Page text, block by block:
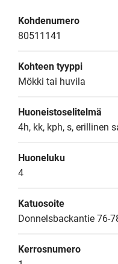
Kohdenumero
80511141
Kohteen tyyppi
Mökki tai huvila
Huoneistoselitelmä
4h, kk, kph, s, erillinen
Huoneluku
4
Katuosoite
Donnelsbackantie 76-
Kerrosnumero